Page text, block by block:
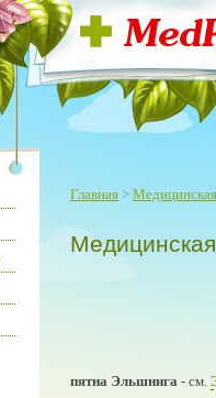
Главная >
пятна Эльшнига - см.